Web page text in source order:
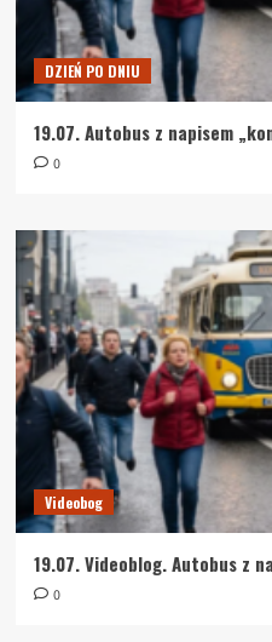
DZIEŃ PO DNIU
19.07. Autobus z napisem
0
Videobog
19.07. Videoblog. Autobus z
0